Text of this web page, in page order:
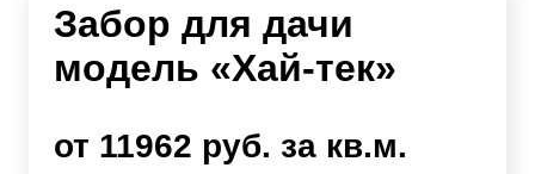
Забор для дачи
модель «Хай-тек»
от 11962 руб. за кв.м.